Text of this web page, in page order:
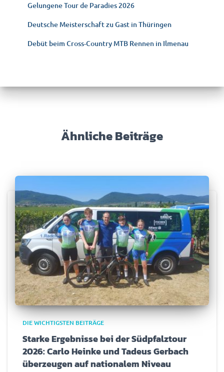
Gelungene Tour de Paradies 2026
Deutsche Meisterschaft zu Gast in Thüringen
Debüt beim Cross-Country MTB Rennen in Ilmenau
Ähnliche Beiträge
DIE WICHTIGSTEN BEITRÄGE
Starke Ergebnisse bei der Südpfalztour
2026: Carlo Heinke und Tadeus Gerbach
überzeugen auf nationalem Niveau